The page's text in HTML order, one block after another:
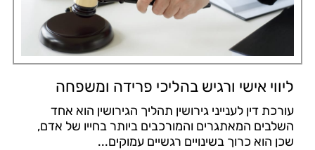
ליווי אישי ורגיש בהליכי פרידה ומשפחה
עורכת דין לענייני גירושין תהליך הגירושין הוא אחד
השלבים המאתגרים והמורכבים ביותר בחייו של אדם,
שכן הוא כרוך בשינויים רגשיים עמוקים...